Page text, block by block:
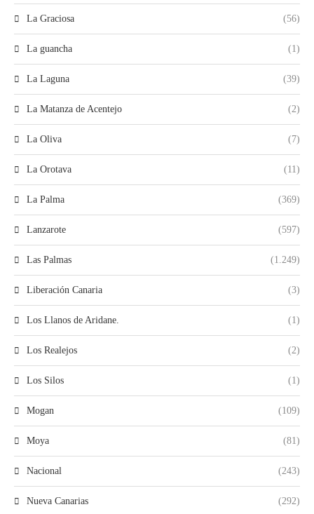
La Graciosa (56)
La guancha (1)
La Laguna (39)
La Matanza de Acentejo (2)
La Oliva (7)
La Orotava (11)
La Palma (369)
Lanzarote (597)
Las Palmas (1.249)
Liberación Canaria (3)
Los Llanos de Aridane. (1)
Los Realejos (2)
Los Silos (1)
Mogan (109)
Moya (81)
Nacional (243)
Nueva Canarias (292)